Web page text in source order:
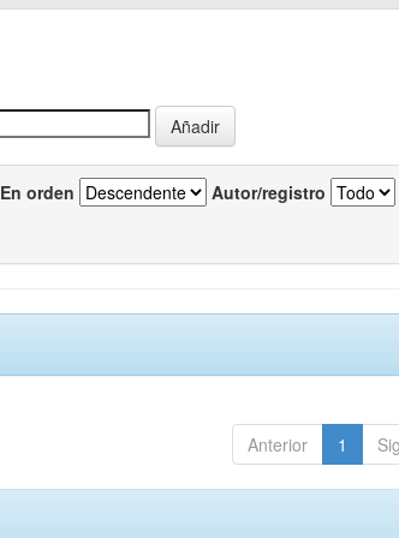
En orden Autor/registro
Anterior 1